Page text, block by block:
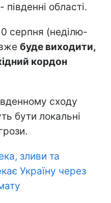
області.
серпня (неділю-
буде виходити,
кордон
сходу
бути локальні
зливи та
Україну через